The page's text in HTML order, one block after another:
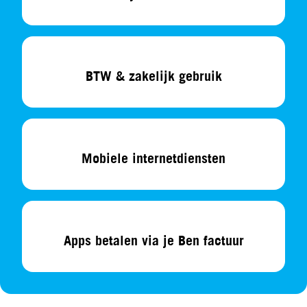
BTW & zakelijk gebruik
Mobiele internetdiensten
Apps betalen via je Ben factuur